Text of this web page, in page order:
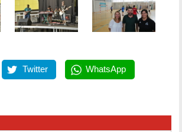
Twitter WhatsApp